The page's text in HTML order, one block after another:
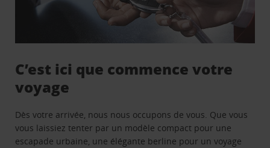
C’est ici que commence votre
voyage
Dès votre arrivée, nous nous occupons de vous. Que vous
vous laissiez tenter par un modèle compact pour une
escapade urbaine, une élégante berline pour un voyage